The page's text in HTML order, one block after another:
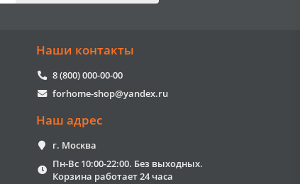
Наши контакты
8 (800) 000-00-00
forhome-shop@yandex.ru
Наш адрес
г. Москва
Пн-Вс 10:00-22:00. Без выходных.
Корзина работает 24 часа